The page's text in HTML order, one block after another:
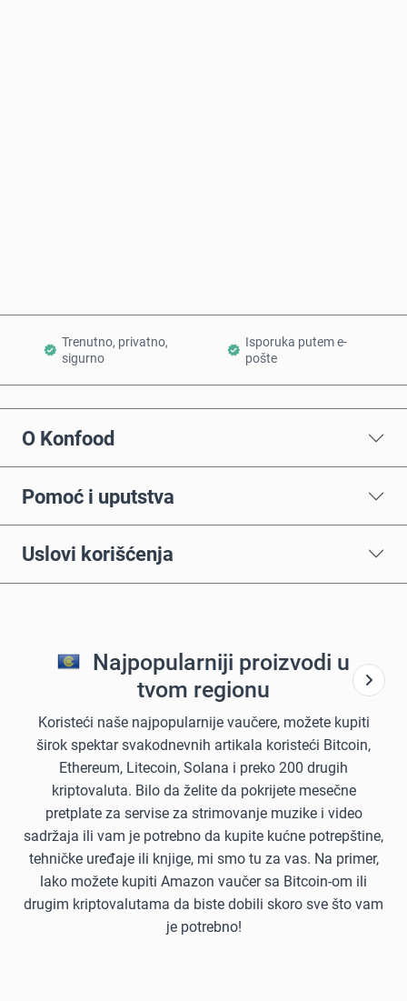
Trenutno, privatno,
sigurno
Isporuka putem e-
pošte
O Konfood
Pomoć i uputstva
Uslovi korišćenja
Najpopularniji proizvodi u
tvom regionu
Koristeći naše najpopularnije vaučere, možete kupiti
širok spektar svakodnevnih artikala koristeći Bitcoin,
Ethereum, Litecoin, Solana i preko 200 drugih
kriptovaluta. Bilo da želite da pokrijete mesečne
pretplate za servise za strimovanje muzike i video
sadržaja ili vam je potrebno da kupite kućne potrepštine,
tehničke uređaje ili knjige, mi smo tu za vas. Na primer,
lako možete kupiti Amazon vaučer sa Bitcoin-om ili
drugim kriptovalutama da biste dobili skoro sve što vam
je potrebno!